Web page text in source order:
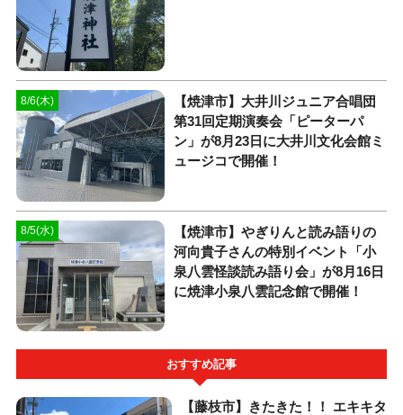
8/6(木)
【焼津市】大井川ジュニア合唱団
第31回定期演奏会「ピーターパ
ン」が8月23日に大井川文化会館ミ
ュージコで開催！
8/5(水)
【焼津市】やぎりんと読み語りの
河向貴子さんの特別イベント「小
泉八雲怪談読み語り会」が8月16日
に焼津小泉八雲記念館で開催！
おすすめ記事
【藤枝市】きたきた！！ エキキタ